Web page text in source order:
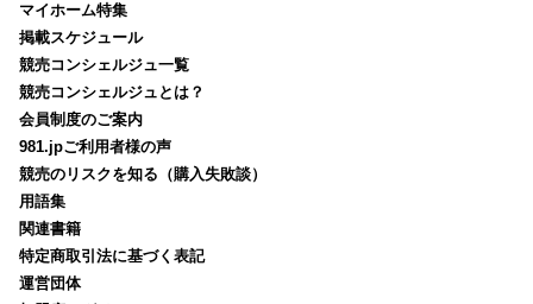
マイホーム特集
掲載スケジュール
競売コンシェルジュ一覧
競売コンシェルジュとは？
会員制度のご案内
981.jpご利用者様の声
競売のリスクを知る（購入失敗談）
用語集
関連書籍
特定商取引法に基づく表記
運営団体